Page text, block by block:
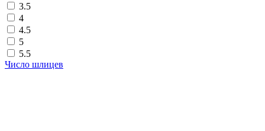
3.5
4
4.5
5
5.5
Число шлицев